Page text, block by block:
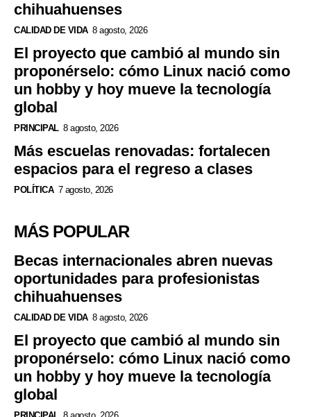
chihuahuenses
CALIDAD DE VIDA 8 agosto, 2026
El proyecto que cambió al mundo sin
proponérselo: cómo Linux nació como
un hobby y hoy mueve la tecnología
global
PRINCIPAL 8 agosto, 2026
Más escuelas renovadas: fortalecen
espacios para el regreso a clases
POLÍTICA 7 agosto, 2026
MÁS POPULAR
Becas internacionales abren nuevas
oportunidades para profesionistas
chihuahuenses
CALIDAD DE VIDA 8 agosto, 2026
El proyecto que cambió al mundo sin
proponérselo: cómo Linux nació como
un hobby y hoy mueve la tecnología
global